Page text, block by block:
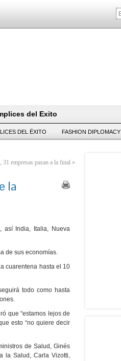
del Exito
DEL ËXITO FASHION DIPLOMACY
empresas pasan a la final »
la
así India, Italia, Nueva
de sus economías.
cuarentena hasta el 10
todo como hasta
que “estamos lejos de
esto “no quiere decir
de Salud, Ginés
la Salud, Carla Vizotti,